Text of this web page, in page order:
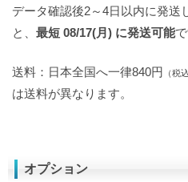
データ確認後2～4日以内に発送
と、 最短 08/17(月) に発送可能で
送料：日本全国へ一律840円 （税
は送料が異なります。
オプション